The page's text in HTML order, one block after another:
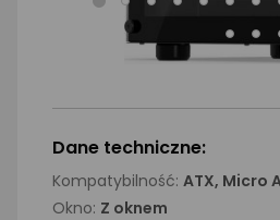
Dane techniczne:
Kompatybilność: ATX, Micro
Okno: Z oknem